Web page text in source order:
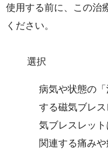
使用する前に、この治
ください。
選択
病気や状態の
する磁気ブレ
気ブレスレッ
関連する痛み